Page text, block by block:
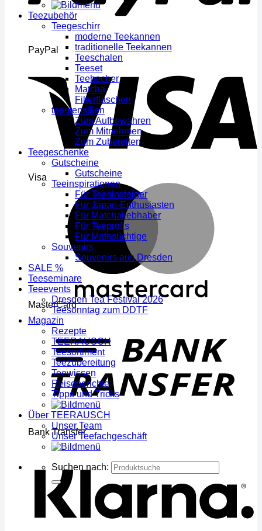
PayPal
Visa
MasterCard
Bank Transfer
Teezubehör
Teegeschirr
moderne Teekannen
traditionelle Teekannen
Teeschalen
Teeset
Teebecher
Matcha
Filterflaschen
teeutensilien
Zum Aufbewahren
Zum Mitnehmen
Zum Zubereiten
Teegeschenke
Gutscheine
Gutscheine
Teeinspirationen
Für Teeeinsteiger
Für Japan-Enthusiasten
Für Matchaliebhaber
Für Teeprofis
Für Matesüchtige
Souvenirs
Souvenirs aus Dresden
SALE %
Teeseminare
Teeevents
Dresden Tea Festival 2026
Teesonntag zum DDTF
Magazin
Rezepte
TEERAUSCH
Teesortiment
Teezubereitung
Teewissen
Reiseberichte
Tipps und Tricks
Über TEERAUSCH
Unser Team
Unser Teefachgeschäft
Suchen nach: